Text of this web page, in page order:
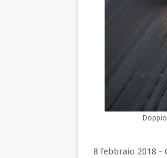
8 febbraio 2018 -